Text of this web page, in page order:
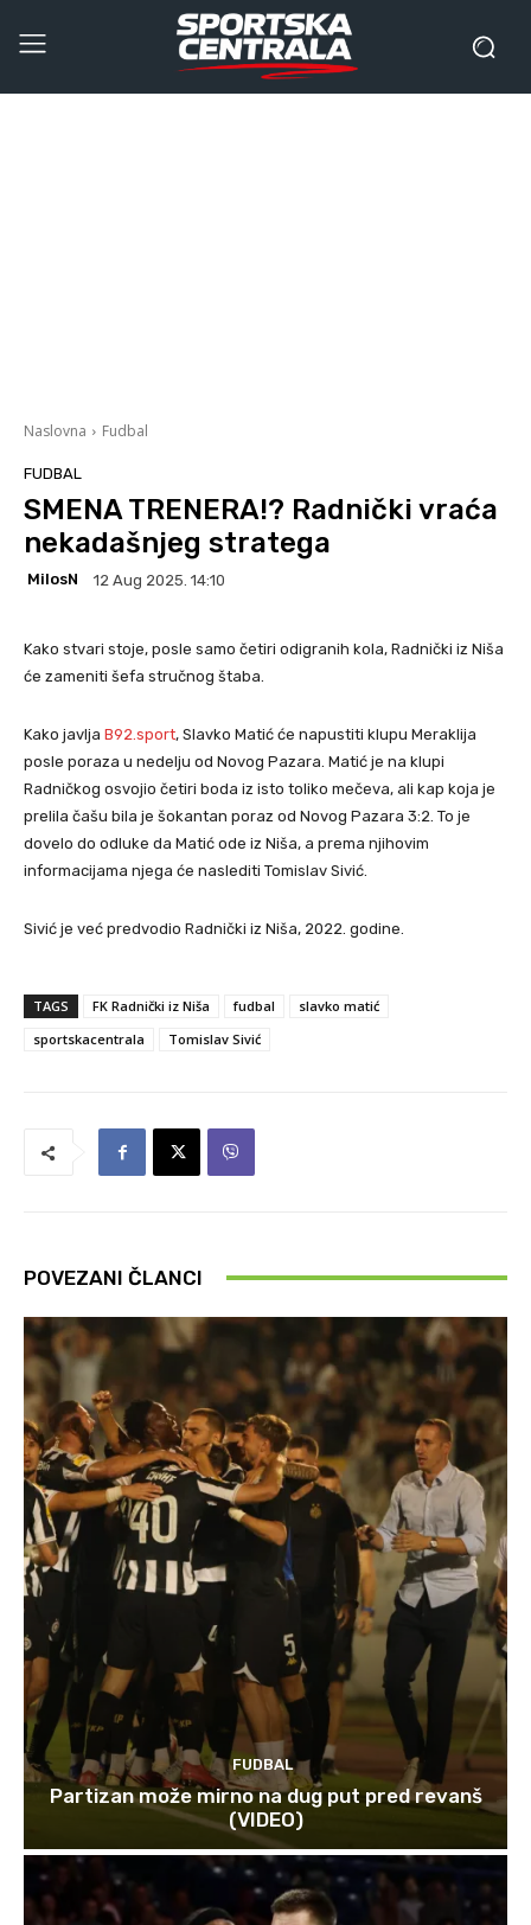
Naslovna Fudbal
FUDBAL
SMENA TRENERA!? Radnički vraća
nekadašnjeg stratega
MilosN 12 Aug 2025. 14:10
Kako stvari stoje, posle samo četiri odigranih kola, Radnički iz Niša
će zameniti šefa stručnog štaba.
Kako javlja B92.sport, Slavko Matić će napustiti klupu Meraklija
posle poraza u nedelju od Novog Pazara. Matić je na klupi
Radničkog osvojio četiri boda iz isto toliko mečeva, ali kap koja je
prelila čašu bila je šokantan poraz od Novog Pazara 3:2. To je
dovelo do odluke da Matić ode iz Niša, a prema njihovim
informacijama njega će naslediti Tomislav Sivić.
Sivić je već predvodio Radnički iz Niša, 2022. godine.
TAGS FK Radnički iz Niša fudbal
slavko matić
sportskacentrala
Tomislav Sivić
POVEZANI ČLANCI
FUDBAL
Partizan može mirno na dug put pred revanš
(VIDEO)